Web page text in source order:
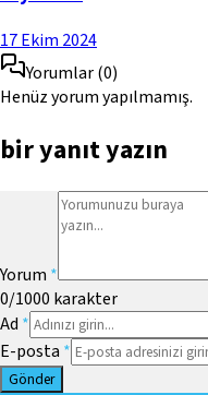
17 Ekim 2024
Yorumlar(0)
Henüz yorum yapılmamış.
bir yanıt yazın
Yorum *
0/1000 karakter
Ad *
E-posta *
Gönder